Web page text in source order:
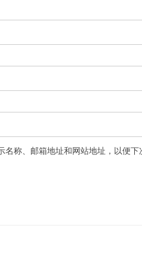
称、邮箱地址和网站地址，以便下